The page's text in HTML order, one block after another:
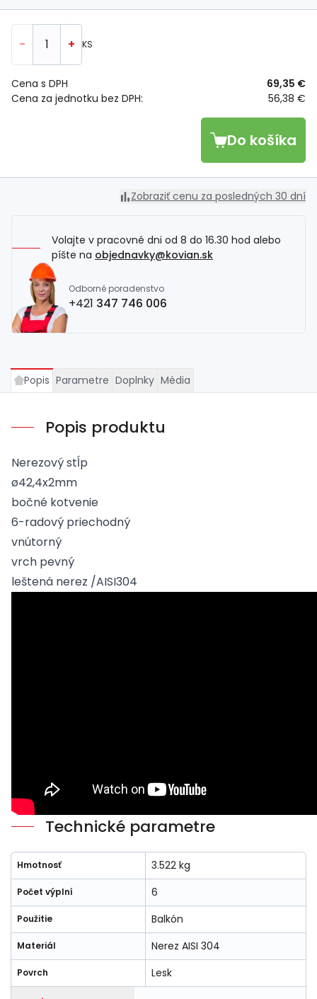
- + KS
Cena za jednotku bez DPH: 56,38 €
Cena s DPH 69,35 €
Do košíka
Zobraziť cenu za posledných 30 dní
Volajte v pracovné dni od 8 do 16.30 hod alebo
píšte na objednavky@kovian.sk
Odborné poradenstvo
+421 347 746 006
Popis Parametre Doplnky Média
Popis produktu
Nerezový stĺp
ø42,4x2mm
bočné kotvenie
6-radový priechodný
vnútorný
vrch pevný
leštená nerez /AISI304
Technické parametre
Hmotnosť 3.522 kg
Počet výplní 6
Použitie Balkón
Materiál Nerez AISI 304
Povrch Lesk